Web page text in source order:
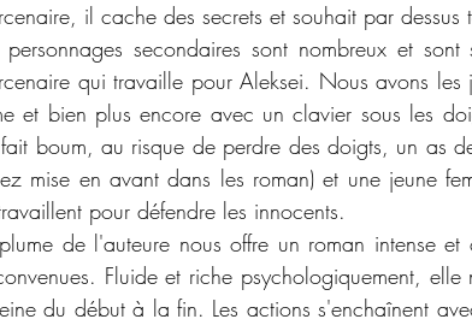
il cache des secrets et souhait par dessus
personnages secondaires sont nombreux et
qui travaille pour Aleksei. Nous avons
et bien plus encore avec un clavier sous les
boum, au risque de perdre des doigts, un as
mise en avant dans les roman) et une jeune
pour défendre les innocents.
de l'auteure nous offre un roman intense
Fluide et riche psychologiquement,
du début à la fin. Les actions s'enchaînent